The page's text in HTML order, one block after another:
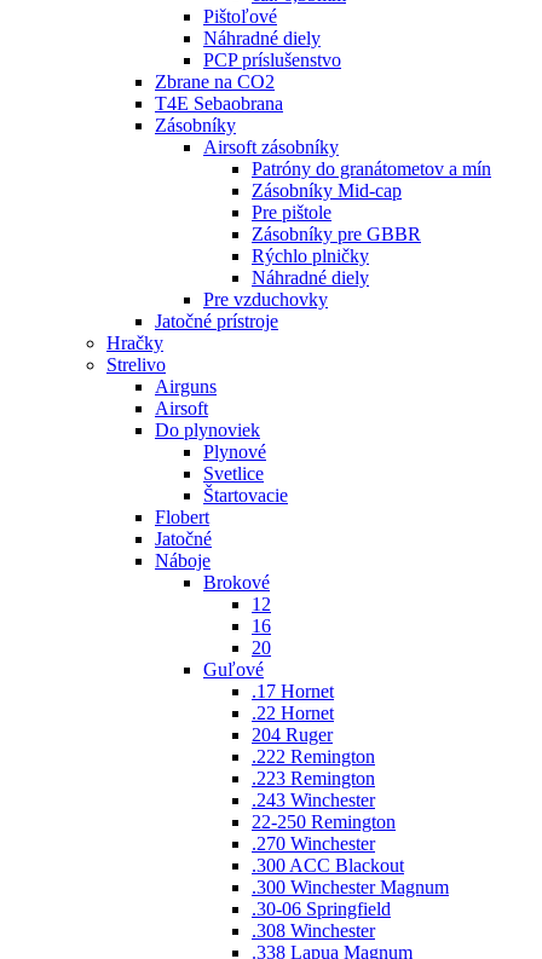
Pištoľové
Náhradné diely
PCP príslušenstvo
Zbrane na CO2
T4E Sebaobrana
Zásobníky
Airsoft zásobníky
Patróny do granátometov a mín
Zásobníky Mid-cap
Pre pištole
Zásobníky pre GBBR
Rýchlo plničky
Náhradné diely
Pre vzduchovky
Jatočné prístroje
Hračky
Strelivo
Airguns
Airsoft
Do plynoviek
Plynové
Svetlice
Štartovacie
Flobert
Jatočné
Náboje
Brokové
12
16
20
Guľové
.17 Hornet
.22 Hornet
204 Ruger
.222 Remington
.223 Remington
.243 Winchester
22-250 Remington
.270 Winchester
.300 ACC Blackout
.300 Winchester Magnum
.30-06 Springfield
.308 Winchester
.338 Lapua Magnum